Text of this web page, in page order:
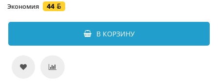
Экономия 44
В КОРЗИНУ